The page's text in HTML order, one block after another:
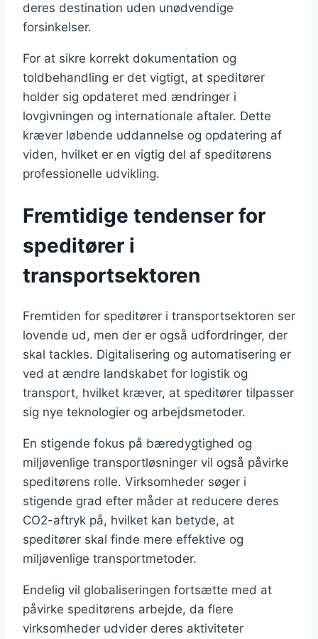
deres destination uden unødvendige
forsinkelser.
For at sikre korrekt dokumentation og
toldbehandling er det vigtigt, at speditører
holder sig opdateret med ændringer i
lovgivningen og internationale aftaler. Dette
kræver løbende uddannelse og opdatering af
viden, hvilket er en vigtig del af speditørens
professionelle udvikling.
Fremtidige tendenser for
speditører i
transportsektoren
Fremtiden for speditører i transportsektoren ser
lovende ud, men der er også udfordringer, der
skal tackles. Digitalisering og automatisering er
ved at ændre landskabet for logistik og
transport, hvilket kræver, at speditører tilpasser
sig nye teknologier og arbejdsmetoder.
En stigende fokus på bæredygtighed og
miljøvenlige transportløsninger vil også påvirke
speditørens rolle. Virksomheder søger i
stigende grad efter måder at reducere deres
CO2-aftryk på, hvilket kan betyde, at
speditører skal finde mere effektive og
miljøvenlige transportmetoder.
Endelig vil globaliseringen fortsætte med at
påvirke speditørens arbejde, da flere
virksomheder udvider deres aktiviteter